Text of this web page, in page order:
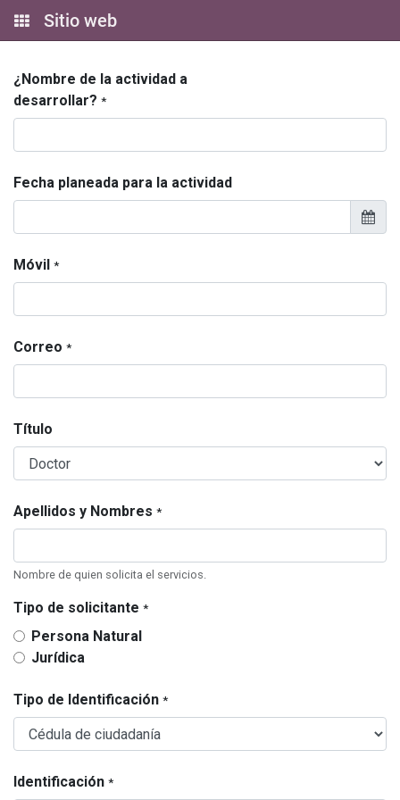
Sitio web
¿Nombre de la actividad a
desarrollar? *
Fecha planeada para la actividad
Móvil *
Correo *
Título
Apellidos y Nombres *
Nombre de quien solicita el servicios.
Tipo de solicitante *
Persona Natural
Jurídica
Tipo de Identificación *
Identificación *